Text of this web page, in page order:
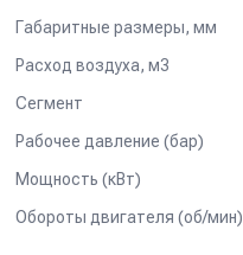
Габаритные размеры, мм
Расход воздуха, м3
Сегмент
Рабочее давление (бар)
Мощность (кВт)
Обороты двигателя (об/мин)